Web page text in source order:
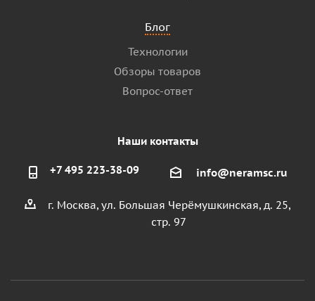
Блог
Технологии
Обзоры товаров
Вопрос-ответ
Наши контакты
+7 495 223-38-09 info@neramsc.ru
г. Москва, ул. Большая Черёмушкинская, д. 25,
стр. 97